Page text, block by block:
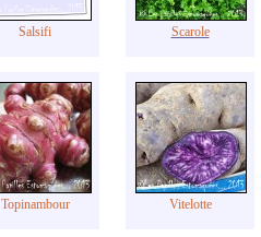
Salsifi Scarole
Topinambour Vitelotte